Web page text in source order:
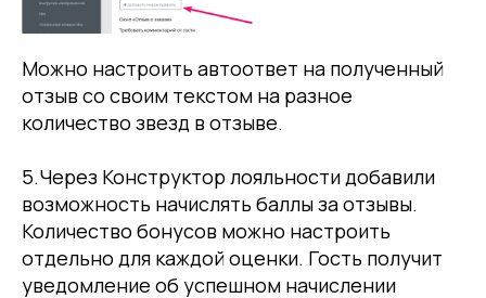
Можно настроить автоответ на полученный
отзыв со своим текстом на разное
количество звезд в отзыве.
5.Через Конструктор лояльности добавили
возможность начислять баллы за отзывы.
Количество бонусов можно настроить
отдельно для каждой оценки. Гость получит
уведомление об успешном начислении